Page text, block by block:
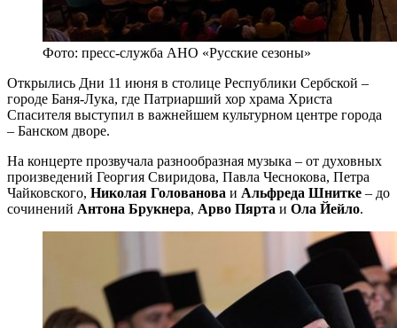
Фото: пресс-служба АНО «Русские сезоны»
Открылись Дни 11 июня в столице Республики Сербской –
городе Баня-Лука, где Патриарший хор храма Христа
Спасителя выступил в важнейшем культурном центре города
– Банском дворе.
На концерте прозвучала разнообразная музыка – от духовных
произведений Георгия Свиридова, Павла Чеснокова, Петра
Чайковского, Николая Голованова и Альфреда Шнитке – до
сочинений Антона Брукнера, Арво Пярта и Ола Йейло.